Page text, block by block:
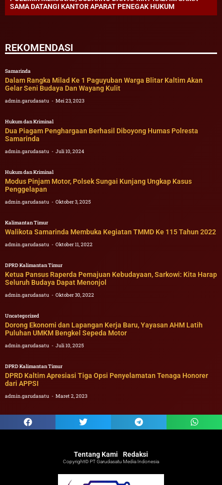
SAMA DATANGI KANTOR APARAT PENEGAK HUKUM
REKOMENDASI
Samarinda
Dalam Rangka Milad Ke 1 Paguyuban Warga Blitar Kaltim Akan
Gelar Seni Budaya Dan Wayang Kulit
admin.garudasatu Mei 23, 2023
Hukum dan Kriminal
Dua Piagam Penghargaan Berhasil Diboyong Humas Polresta
Samarinda
admin.garudasatu Juli 10, 2024
Hukum dan Kriminal
Modus Pinjam Motor, Polsek Sungai Kunjang Ungkap Kasus
Penggelapan
admin.garudasatu Oktober 3, 2025
Kalimantan Timur
Walikota Samarinda Membuka Kegiatan TMMD Ke 115 Tahun 2022
admin.garudasatu Oktober 11, 2022
DPRD Kalimantan Timur
Ketua Pansus Raperda Pemajuan Kebudayaan, Sarkowi: Kita Harap
Seluruh Budaya Dapat Menonjol
admin.garudasatu Oktober 30, 2022
Uncategorized
Dorong Ekonomi dan Lapangan Kerja Baru, Yayasan AHM Latih
Puluhan UMKM Bengkel Sepeda Motor
admin.garudasatu Juli 10, 2025
DPRD Kalimantan Timur
DPRD Kaltim Apresiasi Tiga Opsi Penyelamatan Tenaga Honorer
dari APPSI
admin.garudasatu Maret 2, 2023
Tentang Kami Redaksi
Copyright© PT Garudasatu Media Indonesia